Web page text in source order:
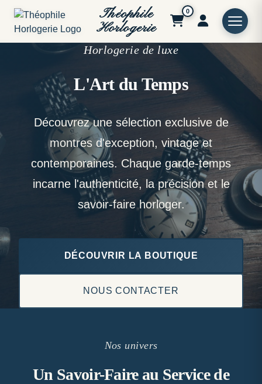
Théophile
Horlogerie
0
Horlogerie de luxe
L'Art du Temps
Découvrez une sélection exclusive de
montres d'exception, vintage et
contemporaines. Chaque garde-temps
incarne l'authenticité, la précision et le
savoir-faire horloger.
DÉCOUVRIR LA BOUTIQUE
NOUS CONTACTER
Nos univers
Un Savoir-Faire au Service de